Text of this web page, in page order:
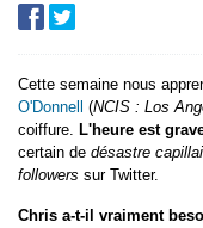
Cette semaine nous
O'Donnell
(NCIS : Los
coiffure. L'heure est
certain de désastre
followers sur Twitter.
Chris a-t-il vraiment